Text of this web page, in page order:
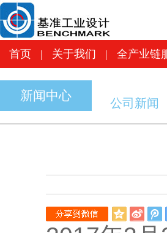
首页 关于我们
首页 | 关于我们 | 全产业链
新闻中心
公司新闻
QQ
空
间
新
浪
微